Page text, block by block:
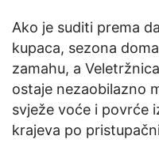
Ako je suditi prema
kupaca, sezona
zamahu, a
ostaje nezaobilazno
svježe voće i povrće
krajeva po